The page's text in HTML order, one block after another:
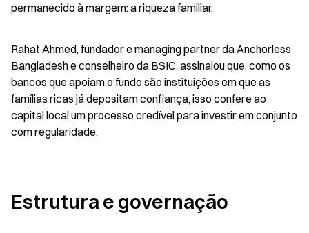
permanecido à margem: a riqueza familiar.
Rahat Ahmed, fundador e managing partner da Anchorless
Bangladesh e conselheiro da BSIC, assinalou que, como os
bancos que apoiam o fundo são instituições em que as
famílias ricas já depositam confiança, isso confere ao
capital local um processo credível para investir em conjunto
com regularidade.
Estrutura e governação